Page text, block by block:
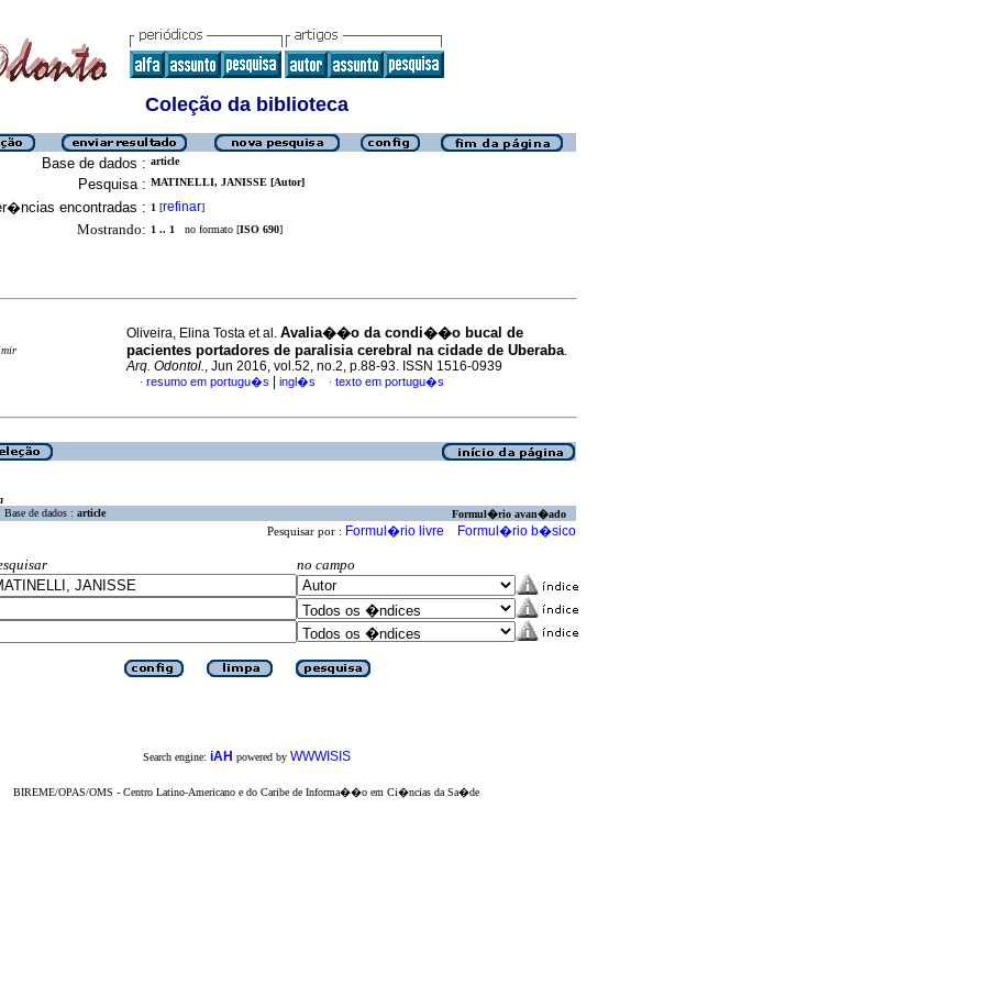
Coleção da biblioteca
Base de dados : article
Pesquisa : MATINELLI, JANISSE [Autor]
encontradas : 1 [refinar]
Mostrando: 1 .. 1 no formato [ISO 690]
Oliveira, Elina Tosta et al. Avalia��o da condi��o bucal de
pacientes portadores de paralisia cerebral na cidade de Uberaba.
Arq. Odontol., Jun 2016, vol.52, no.2, p.88-93. ISSN 1516-0939
· resumo em portugu�s ingl�s · texto em portugu�s
Base de dados : article Formul�rio avan�ado
Pesquisar por : Formul�rio livre Formul�rio b�sico
no campo
Search engine: iAH powered by WWWISIS
BIREME/OPAS/OMS - Centro Latino-Americano e do Caribe de Informa��o em Ci�ncias da Sa�de